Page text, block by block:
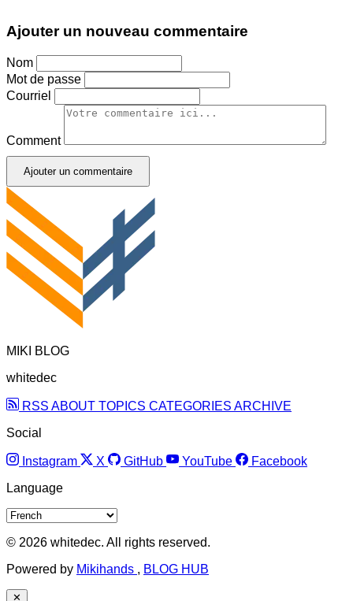
Ajouter un nouveau commentaire
Nom
Mot de passe
Courriel
Comment
Ajouter un commentaire
MIKI BLOG
whitedec
RSS ABOUT TOPICS CATEGORIES ARCHIVE
Social
Instagram X GitHub YouTube
Facebook
Language
© 2026 whitedec. All rights reserved.
Powered by Mikihands , BLOG HUB
✕